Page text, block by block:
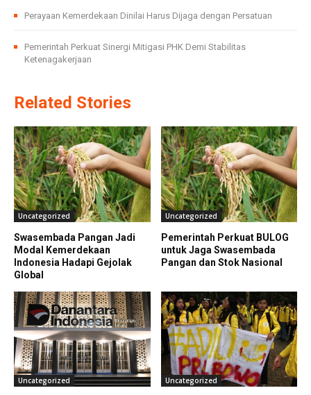
Perayaan Kemerdekaan Dinilai Harus Dijaga dengan Persatuan
Pemerintah Perkuat Sinergi Mitigasi PHK Demi Stabilitas
Ketenagakerjaan
Related Stories
Uncategorized
Swasembada Pangan Jadi
Modal Kemerdekaan
Indonesia Hadapi Gejolak
Global
Uncategorized
Pemerintah Perkuat BULOG
untuk Jaga Swasembada
Pangan dan Stok Nasional
Uncategorized Uncategorized